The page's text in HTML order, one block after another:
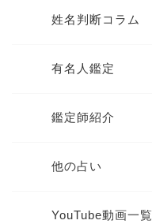
姓名判断コラム
有名人鑑定
鑑定師紹介
他の占い
YouTube動画一覧